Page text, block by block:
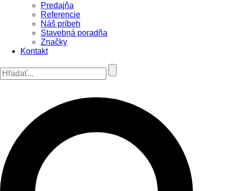
Predajňa
Referencie
Náš príbeh
Stavebná poradňa
Značky
Kontakt